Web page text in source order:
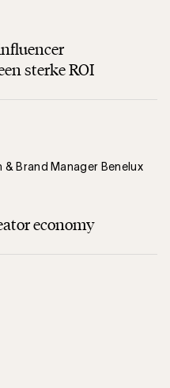
sterke ROI
Brand Manager Benelux
economy